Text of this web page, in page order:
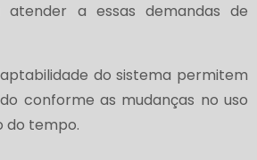
atender a essas demandas de
do sistema permitem
conforme as mudanças no uso
do tempo.